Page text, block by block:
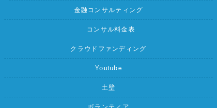
金融コンサルティング
コンサル料金表
クラウドファンディング
Youtube
土壁